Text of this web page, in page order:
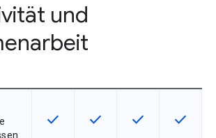
und
Diese Funktion ist für die
check Diese Funktion ist für die
check Diese Funktion
check Diese
check